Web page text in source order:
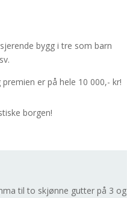
bygg i tre som barn
er på hele 10 000,- kr!
borgen!
til to skjønne gutter på 3 og